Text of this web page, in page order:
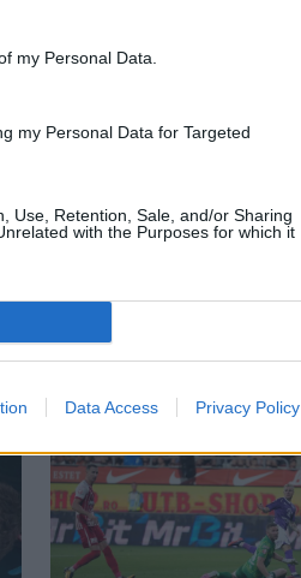
my Personal Data.
my Personal Data for Targeted
Use, Retention, Sale, and/or Sharing
with the Purposes for which it
Data Access Privacy Policy